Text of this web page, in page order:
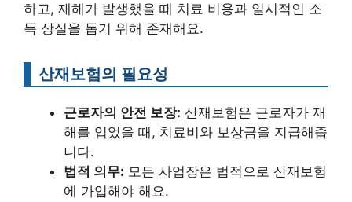
하고, 재해가 발생했을 때 치료 비용과 일시적인 소
득 상실을 돕기 위해 존재해요.
산재보험의 필요성
근로자의 안전 보장: 산재보험은 근로자가 재
해를 입었을 때, 치료비와 보상금을 지급해줍
니다.
법적 의무: 모든 사업장은 법적으로 산재보험
에 가입해야 해요.